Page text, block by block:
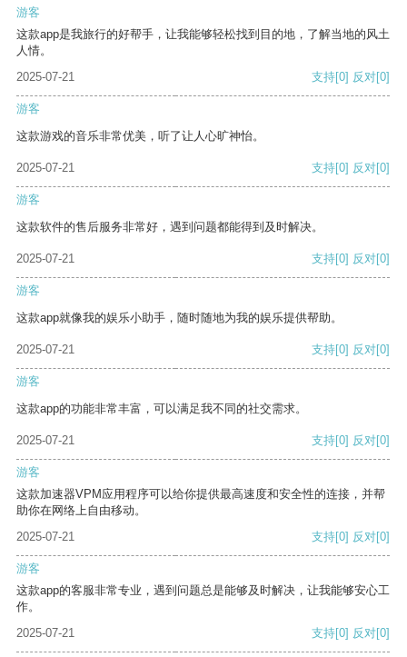
游客
这款app是我旅行的好帮手，让我能够轻松找到目的地，了解当地的风土
人情。
2025-07-21
支持[0] 反对[0]
游客
这款游戏的音乐非常优美，听了让人心旷神怡。
2025-07-21 支持[0] 反对[0]
游客
这款软件的售后服务非常好，遇到问题都能得到及时解决。
2025-07-21 支持[0] 反对[0]
游客
这款app就像我的娱乐小助手，随时随地为我的娱乐提供帮助。
2025-07-21 支持[0] 反对[0]
游客
这款app的功能非常丰富，可以满足我不同的社交需求。
2025-07-21 支持[0] 反对[0]
游客
这款加速器VPM应用程序可以给你提供最高速度和安全性的连接，并帮
助你在网络上自由移动。
2025-07-21
支持[0] 反对[0]
游客
这款app的客服非常专业，遇到问题总是能够及时解决，让我能够安心工
作。
2025-07-21
支持[0] 反对[0]